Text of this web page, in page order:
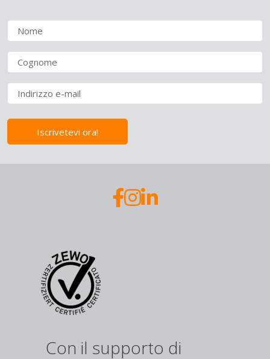
Iscrivetevi ora!
Con il supporto di